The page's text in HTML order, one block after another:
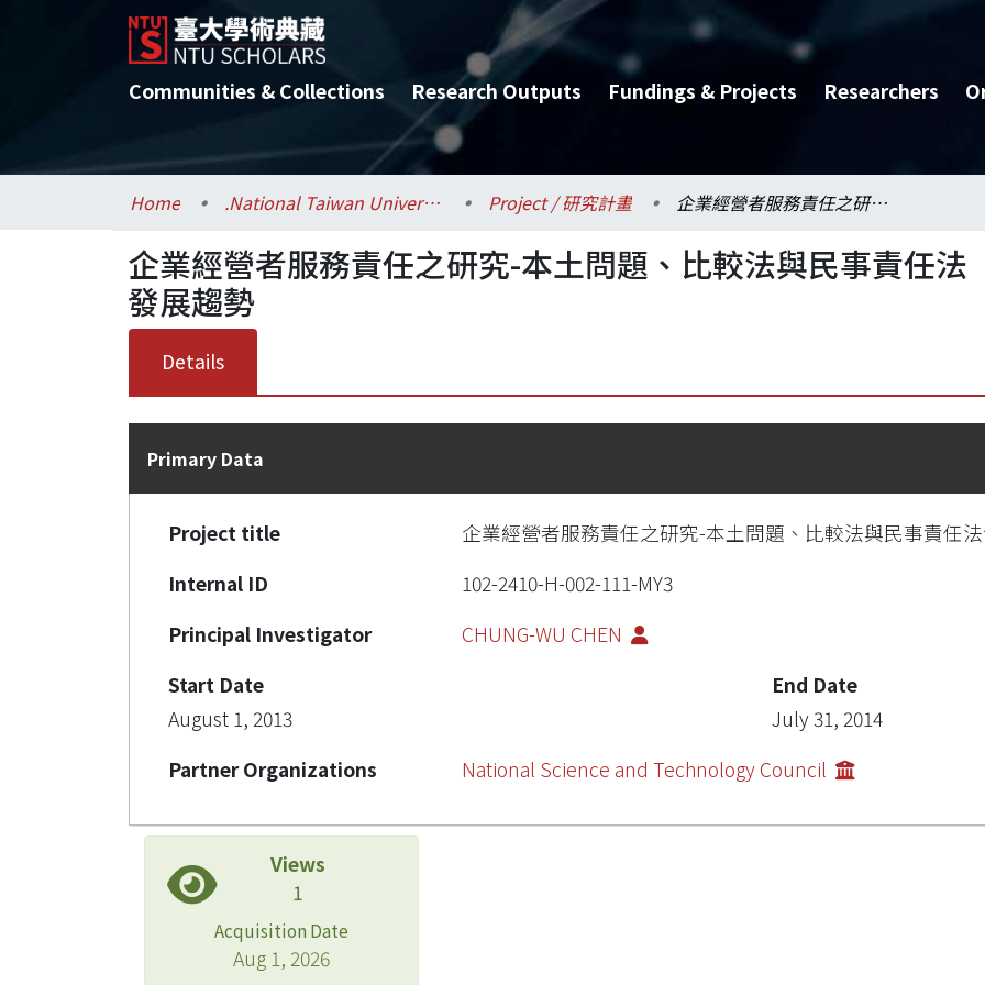
Communities & Collections Research Outputs Fundings & Projects Researchers
Home .National Taiwan University / 國立臺灣大學 Project / 研究計畫 企業經營者服務責任之研究-本土問題、比較法與民事責任法發展趨勢
企業經營者服務責任之研究-本土問題、比較法與民事責任法
發展趨勢
Details
Primary Data
Project title
企業經營者服務責任之研究-本土問題、比較法與民事責任
Internal ID
102-2410-H-002-111-MY3
Principal Investigator
CHUNG-WU CHEN
Start Date
August 1, 2013
End Date
July 31, 2014
Partner Organizations
National Science and Technology Council
Views
1
Acquisition Date
Aug 1, 2026